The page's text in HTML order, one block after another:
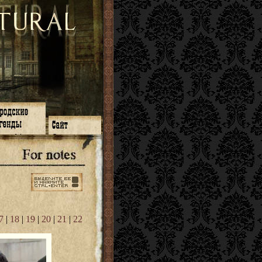
14
13
11
12
9
6
5
⇐ ⇐
О нас
ЧаВо
Поиск
Ссылки
Карта сайта
| 18 | 19 | 20 | 21 | 22